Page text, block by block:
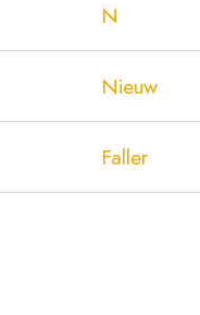
N
Nieuw
Faller